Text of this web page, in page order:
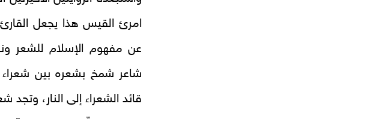
امرئ القيس هذا يجعل
عن مفهوم الإسلام للشعر
شاعر شمخ بشعره بين شعراء
قائد الشعراء إلى النار،